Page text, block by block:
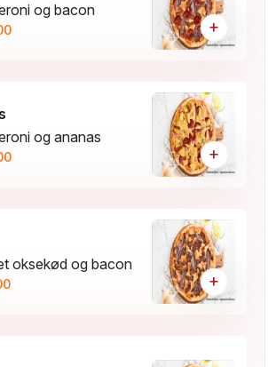
og bacon
+
og ananas
+
oksekød og bacon
+